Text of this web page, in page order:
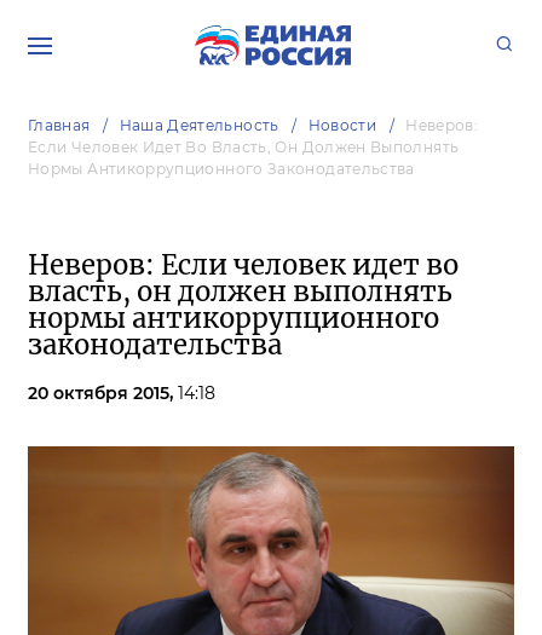
Главная Наша Деятельность Новости
Неверов:
Если Человек Идет Во Власть, Он Должен Выполнять
Нормы Антикоррупционного Законодательства
Неверов: Если человек идет во
власть, он должен выполнять
нормы антикоррупционного
законодательства
20 октября 2015, 14:18